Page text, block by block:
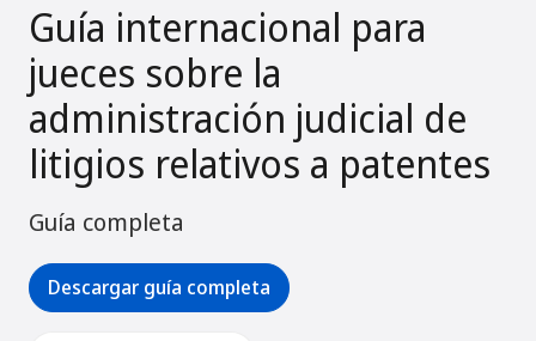
Guía internacional para
jueces sobre la
administración judicial de
litigios relativos a patentes
Guía completa
Descargar guía completa